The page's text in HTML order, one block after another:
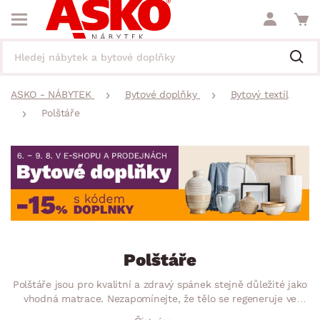
ASKO - NÁBYTEK Bytové doplňky
Bytový textil
Polštáře
Polštáře
Polštáře jsou pro kvalitní a zdravý spánek stejně důležité jako
vhodná matrace. Nezapomínejte, že tělo se regeneruje ve